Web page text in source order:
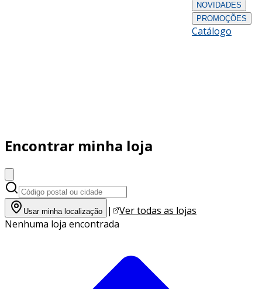
NOVIDADES
PROMOÇÕES
Catálogo
Encontrar minha loja
Usar minha localização |
Ver todas as lojas
Nenhuma loja encontrada